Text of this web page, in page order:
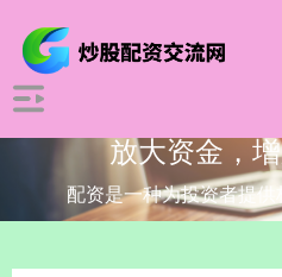
放大资金，
配资是一种为投资者提